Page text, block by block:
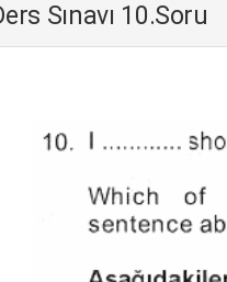
Sınavı 10.Soru